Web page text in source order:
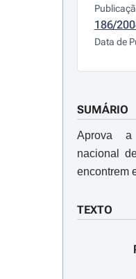
186/
Data de
SUMÁRIO
Aprova a
nacional
encontrem
TEXTO